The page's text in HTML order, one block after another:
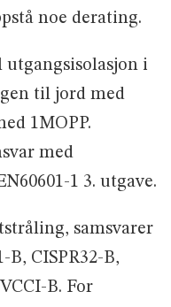
noe derating.
i
til jord med
1MOPP.
med
1 3. utgave.
samsvarer
B, CISPR32-B,
B. For